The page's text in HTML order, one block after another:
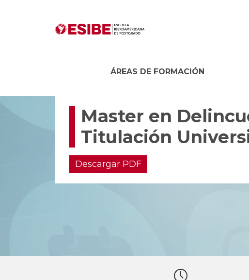
ÁREAS DE FORMACIÓN
Master en
Titulación
Descargar PDF